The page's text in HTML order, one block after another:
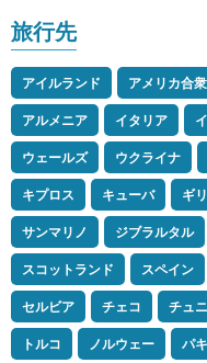
旅行先
アイルランド アメリカ合
アルメニア
イタリア
ウェールズ
ウクライナ
キプロス
キューバ ギ
サンマリノ
ジブラルタル
スコットランド
スペイン
セルビア
チェコ チュ
トルコ
ノルウェー パ